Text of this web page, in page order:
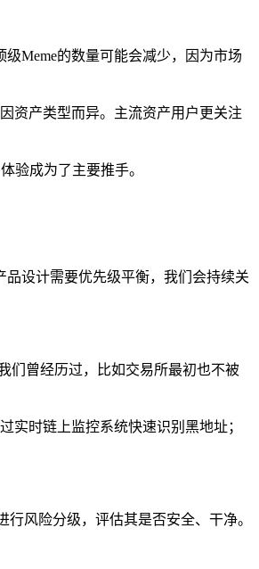
Meme的数量可能会减少，因为市场
资产类型而异。主流资产用户更关注
验成为了主要推手。
设计需要优先级平衡，我们会持续关
们曾经历过，比如交易所最初也不被
实时链上监控系统快速识别黑地址；
风险分级，评估其是否安全、干净。